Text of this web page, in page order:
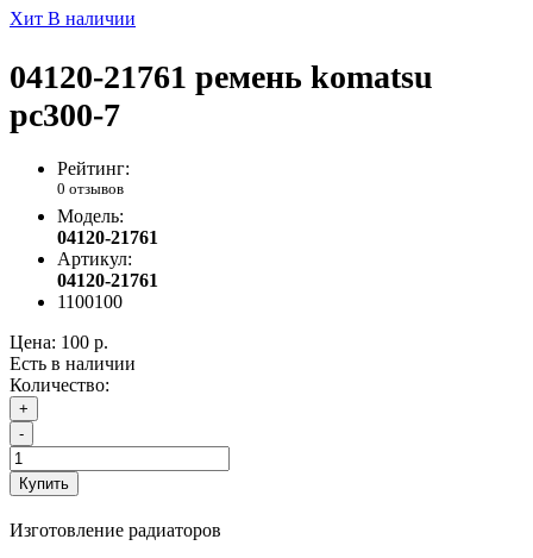
Хит В наличии
04120-21761 ремень komatsu
pc300-7
Рейтинг:
0 отзывов
Модель:
04120-21761
Артикул:
04120-21761
1100100
Цена: 100 р.
Есть в наличии
Количество:
+
-
Купить
Изготовление радиаторов